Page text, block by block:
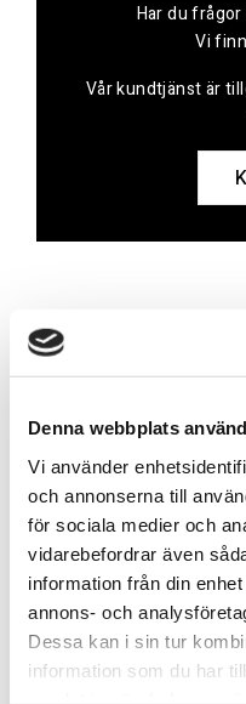
Denna webbplats
Vi använder
och annonserna till
för sociala medier och
vidarebefordrar även
information från din
annons- och
Dessa kan i sin tur
information som du har
Har du
Vi
Vår kundtjänst är